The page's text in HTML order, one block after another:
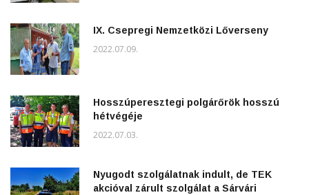
IX. Csepregi Nemzetközi Lőverseny
2022.07.09.
Hosszúperesztegi polgárőrök hosszú
hétvégéje
2022.07.03.
Nyugodt szolgálatnak indult, de TEK
akcióval zárult szolgálat a Sárvári